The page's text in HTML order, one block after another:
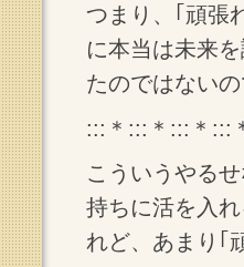
つまり、｢頑張
に本当は未来
たのではない
:::＊:::＊:::＊:::
こういうやる
持ちに活を入
れど、あまり｢